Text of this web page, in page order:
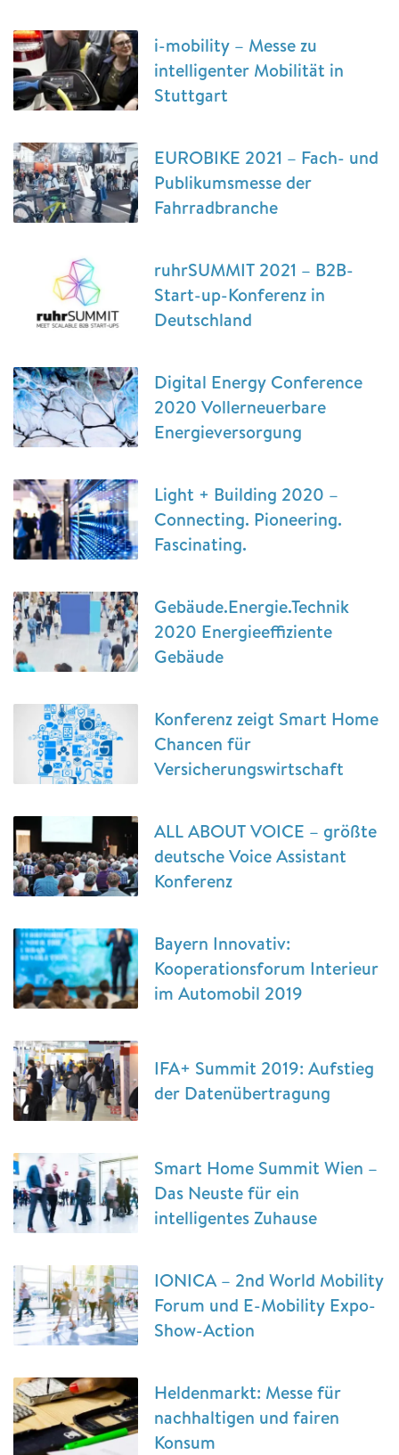
i-mobility – Messe zu
intelligenter Mobilität in
Stuttgart
EUROBIKE 2021 – Fach- und
Publikumsmesse der
Fahrradbranche
ruhrSUMMIT 2021 – B2B-
Start-up-Konferenz in
Deutschland
Digital Energy Conference
2020 Vollerneuerbare
Energieversorgung
Light + Building 2020 –
Connecting. Pioneering.
Fascinating.
Gebäude.Energie.Technik
2020 Energieeffiziente
Gebäude
Konferenz zeigt Smart Home
Chancen für
Versicherungswirtschaft
ALL ABOUT VOICE – größte
deutsche Voice Assistant
Konferenz
Bayern Innovativ:
Kooperationsforum Interieur
im Automobil 2019
IFA+ Summit 2019: Aufstieg
der Datenübertragung
Smart Home Summit Wien –
Das Neuste für ein
intelligentes Zuhause
IONICA – 2nd World Mobility
Forum und E-Mobility Expo-
Show-Action
Heldenmarkt: Messe für
nachhaltigen und fairen
Konsum